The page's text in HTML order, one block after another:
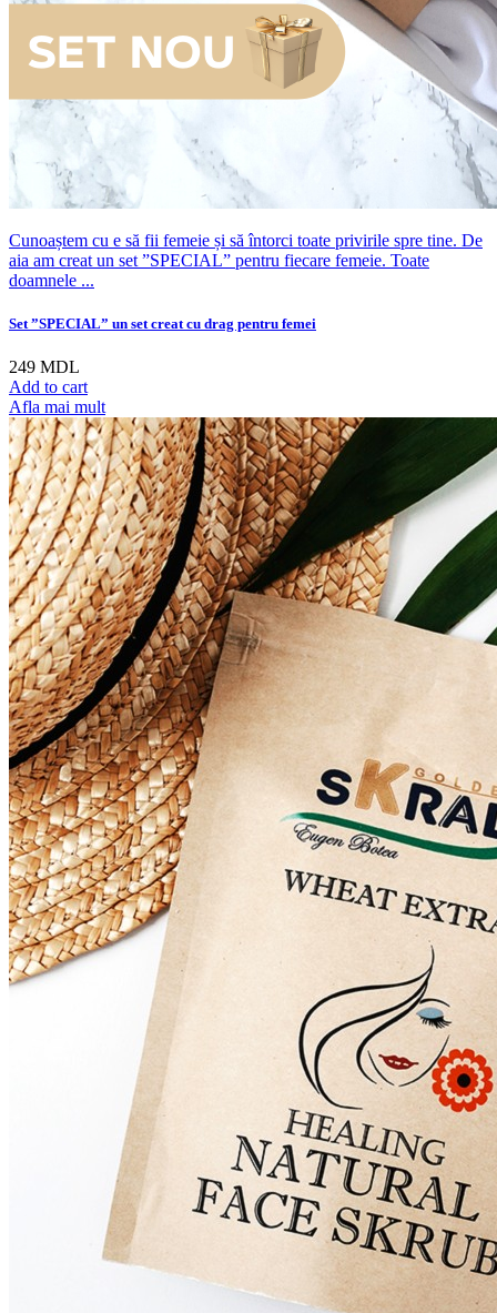
Cunoaștem cu e să fii femeie și să întorci toate privirile spre tine. De
aia am creat un set ”SPECIAL” pentru fiecare femeie. Toate
doamnele ...
Set ”SPECIAL” un set creat cu drag pentru femei
249 MDL
Add to cart
Afla mai mult